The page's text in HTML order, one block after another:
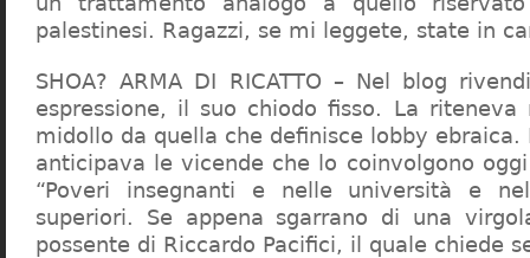
palestinesi. Ragazzi, se mi leggete, state in
SHOA? ARMA DI RICATTO – Nel blog
espressione, il suo chiodo fisso. La
midollo da quella che definisce lobby ebraica.
anticipava le vicende che lo coinvolgono
“Poveri insegnanti e nelle università e
superiori. Se appena sgarrano di una
possente di Riccardo Pacifici, il quale chiede